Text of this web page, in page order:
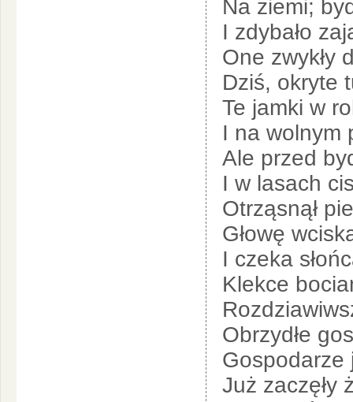
Na ziemi;
I zdybało
One zwykły
Dziś, okryte
Te jamki w
I na wolnym
Ale przed
I w lasach
Otrząsnął
Głowę
I czeka
Klekce
Obrzydłe
Gospodarze
Już zaczęły